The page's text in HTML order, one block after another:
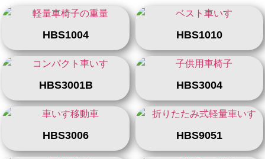
HBS1004 HBS1010
HBS3001B HBS3004
HBS3006 HBS9051